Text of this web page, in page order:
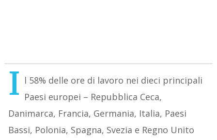
I l 58% delle ore di lavoro nei dieci principali
Paesi europei – Repubblica Ceca,
Danimarca, Francia, Germania, Italia, Paesi
Bassi, Polonia, Spagna, Svezia e Regno Unito